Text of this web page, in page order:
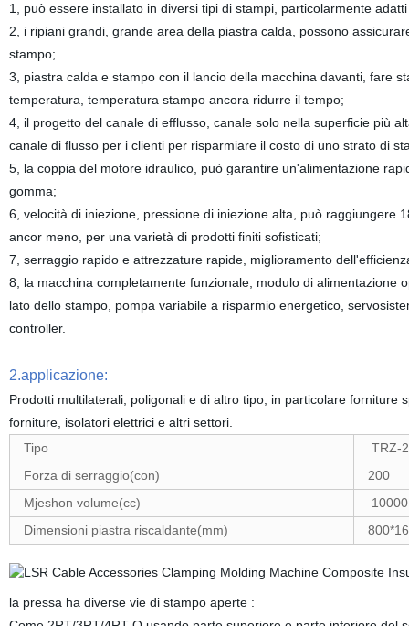
1, può essere installato in diversi tipi di stampi, particolarmente
2, i ripiani grandi, grande area della piastra calda, possono
stampo;
3, piastra calda e stampo con il lancio della macchina davanti, fare
temperatura, temperatura stampo ancora ridurre il tempo;
4, il progetto del canale di efflusso, canale solo nella superficie più
canale di flusso per i clienti per risparmiare il costo di uno strato di
5, la coppia del motore idraulico, può garantire un'alimentazione
gomma;
6, velocità di iniezione, pressione di iniezione alta, può raggiungere
ancor meno, per una varietà di prodotti finiti sofisticati;
7, serraggio rapido e attrezzature rapide, miglioramento
8, la macchina completamente funzionale, modulo di
lato dello stampo, pompa variabile a risparmio energetico,
controller.
2.applicazione:
Prodotti multilaterali, poligonali e di altro tipo, in particolare forniture
forniture, isolatori elettrici e altrisettori.
Tipo
TRZ-
Forza di serraggio(con)
200
Mjeshon volume(cc)
10000
Dimensioni piastra riscaldante(mm)
la pressa ha diverse vie di stampo aperte :